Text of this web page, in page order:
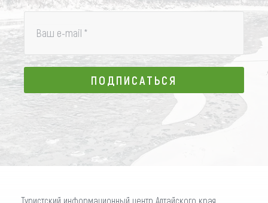
Ваш e-mail *
ПОДПИСАТЬСЯ
ПОДПИСАТЬСЯ
Туристский информационный центр Алтайского края